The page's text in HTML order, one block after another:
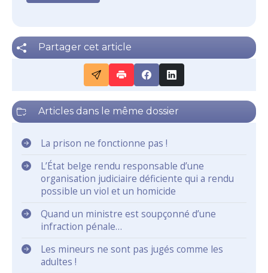
Partager cet article
Articles dans le même dossier
La prison ne fonctionne pas !
L’État belge rendu responsable d’une
organisation judiciaire déficiente qui a rendu
possible un viol et un homicide
Quand un ministre est soupçonné d’une
infraction pénale…
Les mineurs ne sont pas jugés comme les
adultes !